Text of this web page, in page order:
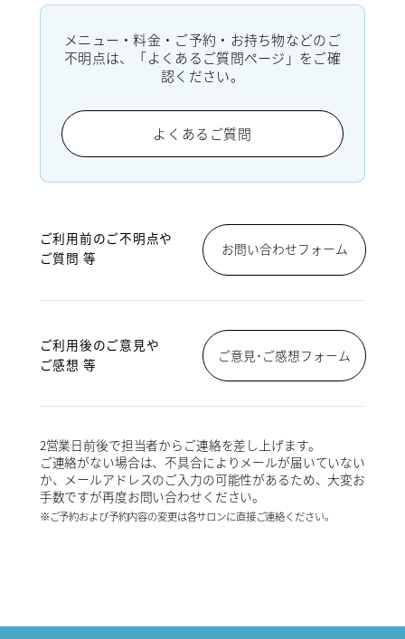
メニュー・料金・ご予約・お持ち物などのご
不明点は、「よくあるご質問ページ」をご確
認ください。
よくあるご質問
ご利用前のご不明点や
ご質問 等
お問い合わせフォーム
ご利用後のご意見や
ご感想 等
ご意見･ご感想フォーム
2営業日前後で担当者からご連絡を差し上げます。
ご連絡がない場合は、不具合によりメールが届いていない
か、メールアドレスのご入力の可能性があるため、大変お
手数ですが再度お問い合わせください。
※ご予約および予約内容の変更は各サロンに直接ご連絡ください。